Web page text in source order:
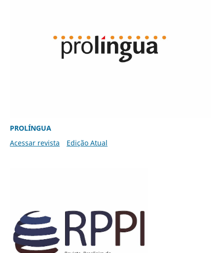
PROLÍNGUA
Acessar revista
Edição Atual